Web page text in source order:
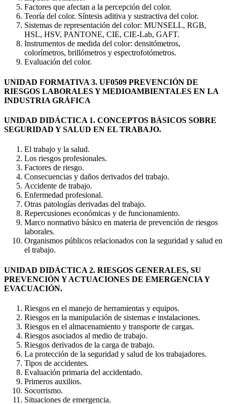
Factores que afectan a la percepción del color.
Teoría del color. Síntesis aditiva y sustractiva del color.
Sistemas de representación del color: MUNSELL, RGB,
HSL, HSV, PANTONE, CIE, CIE-Lab, GAFT.
Instrumentos de medida del color: densitómetros,
colorímetros, brillómetros y espectrofotómetros.
Evaluación del color.
UNIDAD FORMATIVA 3. UF0509 PREVENCIÓN DE
RIESGOS LABORALES Y MEDIOAMBIENTALES EN LA
INDUSTRIA GRÁFICA
UNIDAD DIDÁCTICA 1. CONCEPTOS BÁSICOS SOBRE
SEGURIDAD Y SALUD EN EL TRABAJO.
El trabajo y la salud.
Los riesgos profesionales.
Factores de riesgo.
Consecuencias y daños derivados del trabajo.
Accidente de trabajo.
Enfermedad profesional.
Otras patologías derivadas del trabajo.
Repercusiones económicas y de funcionamiento.
Marco normativo básico en materia de prevención de riesgos
laborales.
Organismos públicos relacionados con la seguridad y salud en
el trabajo.
UNIDAD DIDÁCTICA 2. RIESGOS GENERALES, SU
PREVENCIÓN Y ACTUACIONES DE EMERGENCIA Y
EVACUACIÓN.
Riesgos en el manejo de herramientas y equipos.
Riesgos en la manipulación de sistemas e instalaciones.
Riesgos en el almacenamiento y transporte de cargas.
Riesgos asociados al medio de trabajo.
Riesgos derivados de la carga de trabajo.
La protección de la seguridad y salud de los trabajadores.
Tipos de accidentes.
Evaluación primaria del accidentado.
Primeros auxilios.
Socorrismo.
Situaciones de emergencia.